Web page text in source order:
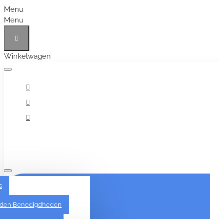
Menu
Menu
Winkelwagen
Alles
Benodigdheden